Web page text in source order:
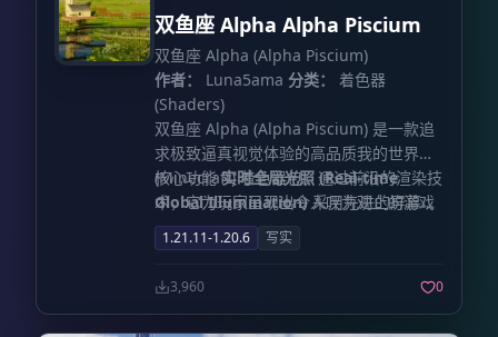
双鱼座 Alpha Alpha Piscium
双鱼座 Alpha (Alpha Piscium)
作者：
Luna5ama 分类：
着色器
(Shaders)
双鱼座 Alpha (Alpha Piscium) 是一款追
求极致逼真视觉体验的高品质我的世界
(Minecraft) 着色器包。通过前沿的渲染技
术，它为玩家呈现出令人叹为观止的游戏
环境，包括全局光照、体积云效果以及大
气散射等丰富细节。
核心功能实时全局光照 (Real-time
Global Illumination)采用先进的屏幕空
间全局光照技术，基于时空重采样重要性
采样算法 (ReSTIR) 构建。 配合 ReBLUR
技术实现卓越的降噪效果。
逼真的大气散
射 (Atmospheric Scattering)
1.21.11-1.20.6 写实
3,960 0